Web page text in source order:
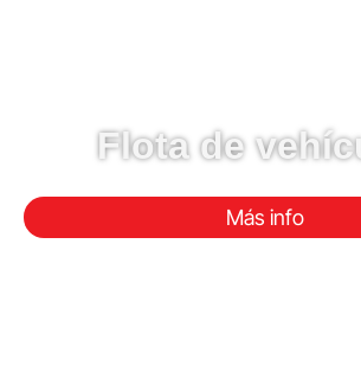
Flota de
Más info